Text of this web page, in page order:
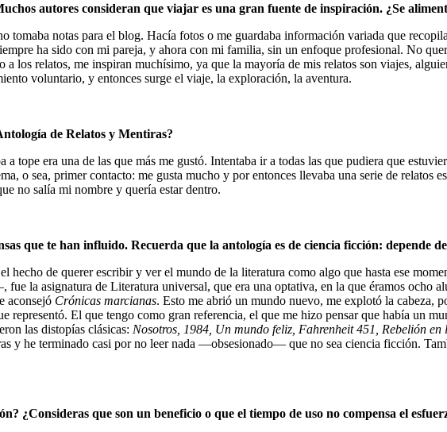
autores consideran que viajar es una gran fuente de inspiración. ¿Se
tomaba notas para el blog. Hacía fotos o me guardaba información variada que
ha sido con mi pareja, y ahora con mi familia, sin un enfoque profesional. No
a los relatos, me inspiran muchísimo, ya que la mayoría de mis relatos son viajes,
voluntario, y entonces surge el viaje, la exploración, la aventura.
de Relatos y Mentiras?
a tope era una de las que más me gustó. Intentaba ir a todas las que pudiera que
o sea, primer contacto: me gusta mucho y por entonces llevaba una serie de relatos
no salía mi nombre y quería estar dentro.
que te han influido. Recuerda que la antología es de ciencia ficción: depende
hecho de querer escribir y ver el mundo de la literatura como algo que hasta ese
la asignatura de Literatura universal, que era una optativa, en la que éramos ocho
aconsejó Crónicas marcianas. Esto me abrió un mundo nuevo, me explotó la cabeza,
representó. El que tengo como gran referencia, el que me hizo pensar que había un
las distopías clásicas: Nosotros, 1984, Un mundo feliz, Fahrenheit 451, Rebelión
y he terminado casi por no leer nada —obsesionado— que no sea ciencia ficción.
¿Consideras que son un beneficio o que el tiempo de uso no compensa el